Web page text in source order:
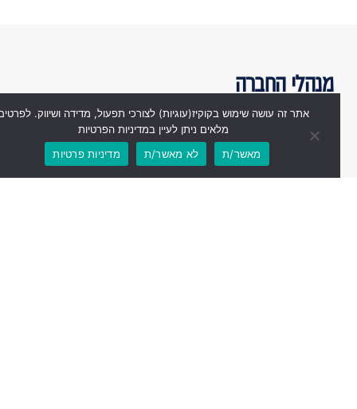
מנהלי החברה
אתר זה עושה שימוש בקוקיז(עוגיות) לצורכי תפעול, מדידה ושיווק. לפרטים
מלאים ניתן לעיין במדיניות הפרטיות
מאשר/ת
לא מאשר/ת מדיניות פרטיות